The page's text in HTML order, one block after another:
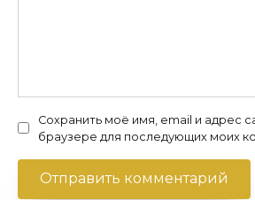
Сохранить моё имя, email и адрес
браузере для последующих моих